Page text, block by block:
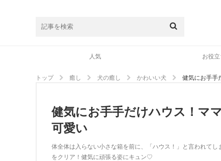
人気 お役
トップ 癒し 犬の癒し かわいい犬 健気にお手手
健気にお手手だけハウス！マ
可愛い
体全体は入らない小さな箱を前に、「ハウス！」と言われて
をクリア！健気に頑張る姿にキュン♡